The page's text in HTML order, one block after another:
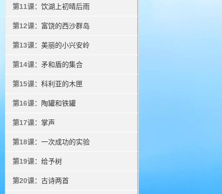
第11课： 饮湖上初晴后雨
第12课： 富饶的西沙群岛
第13课： 美丽的小兴安岭
第14课： 矛和盾的集合
第15课： 科利亚的木匣
第16课： 陶罐和铁罐
第17课： 掌声
第18课： 一次成功的实验
第19课： 给予树
第20课： 古诗两首